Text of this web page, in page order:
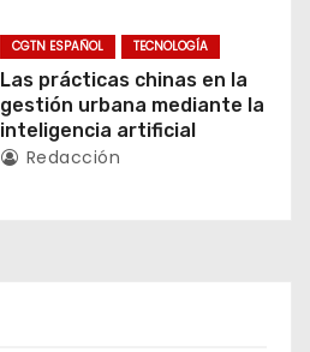
CGTN ESPAÑOL TECNOLOGÍA
Las prácticas chinas en la
gestión urbana mediante la
inteligencia artificial
Redacción